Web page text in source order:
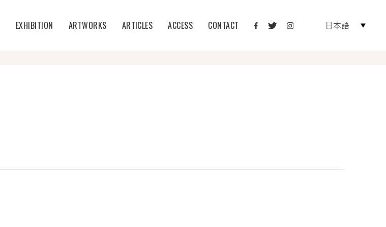
EXHIBITION ARTWORKS ARTICLES ACCESS CONTACT 日本語